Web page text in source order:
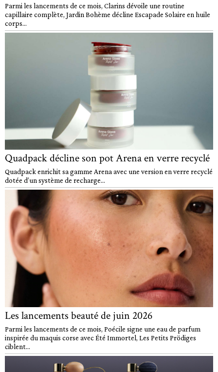
Parmi les lancements de ce mois, Clarins dévoile une routine
capillaire complète, Jardin Bohème décline Escapade Solaire en huile
corps...
Quadpack décline son pot Arena en verre recyclé
Quadpack enrichit sa gamme Arena avec une version en verre recyclé
dotée d’un système de recharge...
Les lancements beauté de juin 2026
Parmi les lancements de ce mois, Poécile signe une eau de parfum
inspirée du maquis corse avec Été Immortel, Les Petits Prödiges
ciblent...